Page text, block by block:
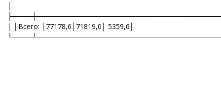
│ │Всего: │77178,6│71819,0│ 5359,6│